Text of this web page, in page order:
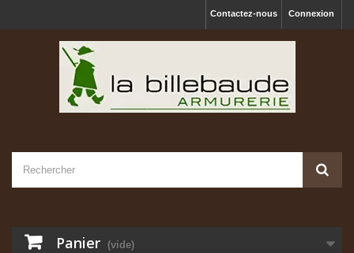
Connexion
Contactez-nous
Panier (vide)